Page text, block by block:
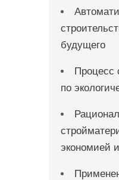
будущего
Процесс
по
экономией